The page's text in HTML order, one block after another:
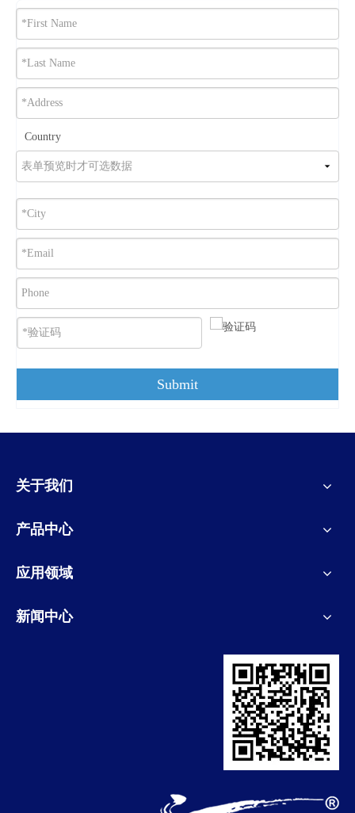
Country
Submit
关于我们
产品中心
应用领域
新闻中心